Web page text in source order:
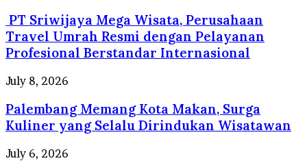
Mega
Wisata,
Perusahaan
Travel
Umrah
Resmi
dengan
Pelayanan
Profesional
Internasional
PT Sriwijaya Mega Wisata, Perusahaan
Travel Umrah Resmi dengan Pelayanan
Profesional Berstandar Internasional
Palembang
Kota
Makan,
Surga
Kuliner
July 8, 2026
Palembang Memang Kota Makan, Surga
Kuliner yang Selalu Dirindukan Wisatawan
Tips
July 6, 2026